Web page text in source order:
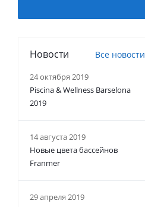
Новости Все новости
24 октября 2019
Piscina & Wellness Barselona
2019
14 августа 2019
Новые цвета бассейнов
Franmer
29 апреля 2019